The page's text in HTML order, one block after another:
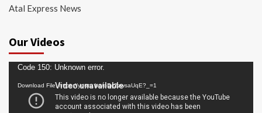
Atal Express News
Our Videos
Video
Player
Code 150: Unknown error.
Download File: https://youtu.be/oDc2zwsaUqE?_=1